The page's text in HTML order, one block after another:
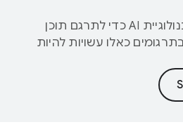
‫Google משתמשת בטכנולוגיית AI כדי לתרגם תוכן
כאלו עשויות להיות